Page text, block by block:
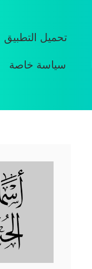
تحميل التطبيق
سياسة خاصة